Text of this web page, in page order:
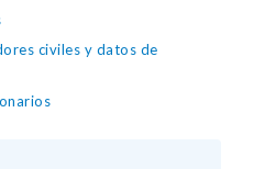
civiles y datos de